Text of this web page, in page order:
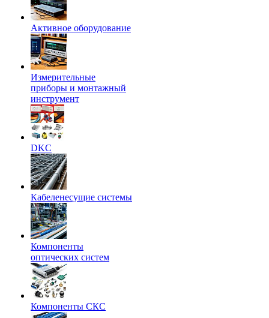
Активное оборудование
Измерительные
приборы и монтажный
инструмент
DKC
Кабеленесущие системы
Компоненты
оптических систем
Компоненты СКС